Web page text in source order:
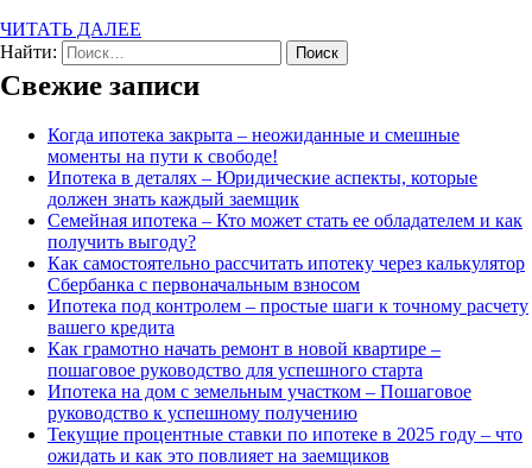
ЧИТАТЬ ДАЛЕЕ
Найти:
Свежие записи
Когда ипотека закрыта – неожиданные и смешные
моменты на пути к свободе!
Ипотека в деталях – Юридические аспекты, которые
должен знать каждый заемщик
Семейная ипотека – Кто может стать ее обладателем и как
получить выгоду?
Как самостоятельно рассчитать ипотеку через калькулятор
Сбербанка с первоначальным взносом
Ипотека под контролем – простые шаги к точному расчету
вашего кредита
Как грамотно начать ремонт в новой квартире –
пошаговое руководство для успешного старта
Ипотека на дом с земельным участком – Пошаговое
руководство к успешному получению
Текущие процентные ставки по ипотеке в 2025 году – что
ожидать и как это повлияет на заемщиков